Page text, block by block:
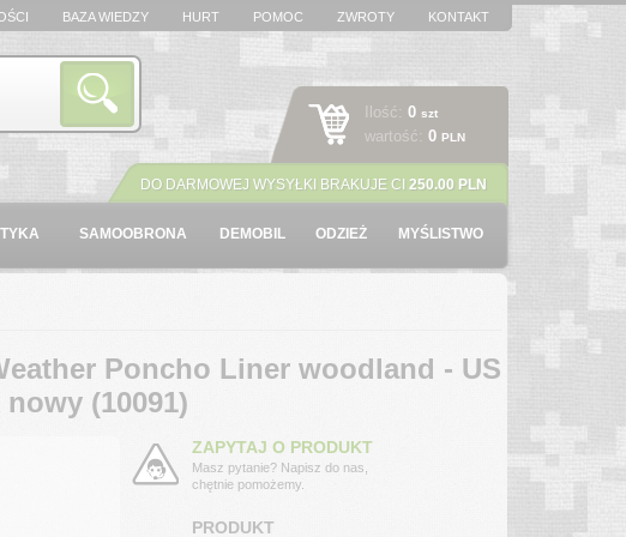
BAZA WIEDZY HURT POMOC ZWROTY KONTAKT
Ilość: 0 szt
wartość: 0 PLN
DO DARMOWEJ WYSYŁKI BRAKUJE CI 250.00 PLN
SAMOOBRONA DEMOBIL ODZIEŻ MYŚLISTWO
Poncho Liner woodland - US
(10091)
ZAPYTAJ O PRODUKT
Masz pytanie? Napisz do nas,
chętnie pomożemy.
PRODUKT